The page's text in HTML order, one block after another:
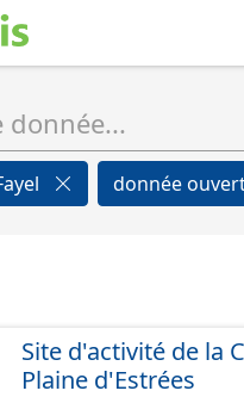
donnée
Site d'activité de la
Plaine d'Estrées